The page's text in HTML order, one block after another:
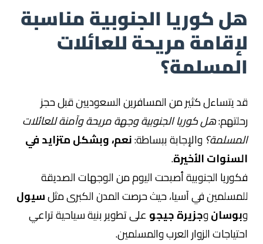
هل كوريا الجنوبية مناسبة
لإقامة مريحة للعائلات
المسلمة؟
قد يتساءل كثير من المسافرين السعوديين قبل حجز
رحلتهم:هل كوريا الجنوبية وجهة مريحة وآمنة للعائلات
المسلمة؟ والإجابة ببساطة:نعم، وبشكل متزايد في
السنوات الأخيرة.
فكوريا الجنوبية أصبحت اليوم من الوجهات الصديقة
للمسلمين في آسيا، حيث حرصت المدن الكبرى مثلسيول
وبوسانوجزيرة جيجو على تطوير بنية سياحية تراعي
احتياجات الزوار العرب والمسلمين.